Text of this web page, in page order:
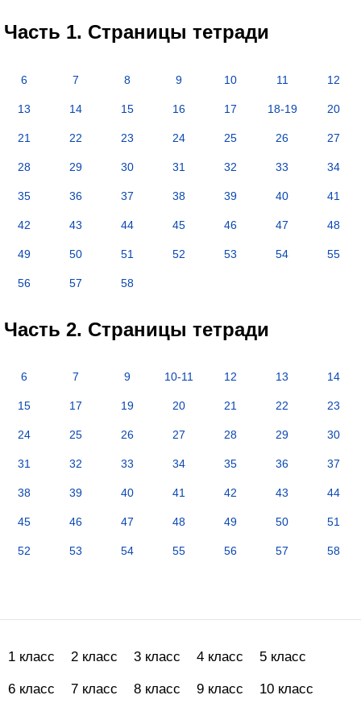
Часть 1. Страницы тетради
6 7 8 9 10 11 12
13 14 15 16 17 18-19 20
21 22 23 24 25 26 27
28 29 30 31 32 33 34
35 36 37 38 39 40 41
42 43 44 45 46 47 48
49 50 51 52 53 54 55
56 57 58
Часть 2. Страницы тетради
6 7 9 10-11 12 13 14
15 17 19 20 21 22 23
24 25 26 27 28 29 30
31 32 33 34 35 36 37
38 39 40 41 42 43 44
45 46 47 48 49 50 51
52 53 54 55 56 57 58
1 класс 2 класс 3 класс 4 класс 5 класс
6 класс 7 класс 8 класс 9 класс 10 класс